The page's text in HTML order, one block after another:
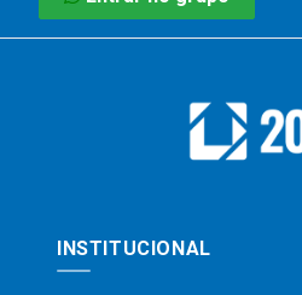
INSTITUCIONAL